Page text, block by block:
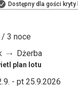
Dostępny dla gości
3 noce
Dżerba
plan lotu
- pt 25.9.2026